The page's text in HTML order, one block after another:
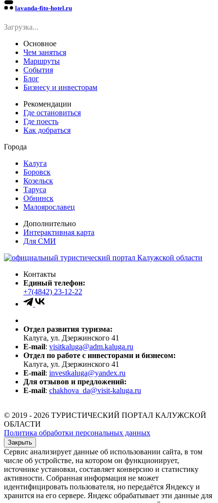
lavanda-fito-hotel.ru
Загрузка...
Основное
Чем заняться
Маршруты
События
Блог
Бизнесу и инвесторам
Рекомендации
Где остановиться
Где поесть
Как добраться
Города
Калуга
Боровск
Козельск
Таруса
Обнинск
Малоярославец
Дополнительно
Интерактивная карта
Для СМИ
Контакты
Единый телефон:
+7(4842) 23-12-22
Отдел развития туризма:
Калуга, ул. Дзержинского 41
E-mail: visitkaluga@adm.kaluga.ru
Отдел по работе с инвесторами и бизнесом:
Калуга, ул. Дзержинского 41
E-mail: investkaluga@yandex.ru
Для отзывов и предложений:
E-mail: chakhova_da@visit-kaluga.ru
© 2019 - 2026 ТУРИСТИЧЕСКИЙ ПОРТАЛ КАЛУЖСКОЙ
ОБЛАСТИ
Политика обработки персональных данных
Закрыть
Сервис анализирует данные об использовании сайта, в том
числе об устройстве, на котором он функционирует,
источнике установки, составляет конверсию и статистику
активности. Собранная информация не может
идентифицировать пользователя, но передаётся Яндексу и
хранится на его сервере. Яндекс обрабатывает эти данные для